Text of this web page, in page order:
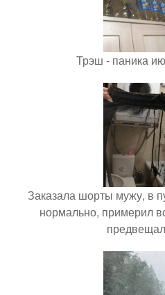
Трэш - паника
Заказала шорты мужу, в
нормально, примерил